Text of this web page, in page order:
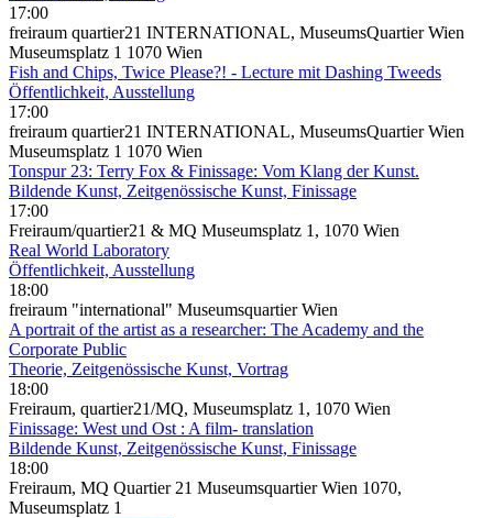
17:00
freiraum quartier21 INTERNATIONAL, MuseumsQuartier Wien
Museumsplatz 1 1070 Wien
Fish and Chips, Twice Please?! - Lecture mit Dashing Tweeds
Öffentlichkeit, Ausstellung
17:00
freiraum quartier21 INTERNATIONAL, MuseumsQuartier Wien
Museumsplatz 1 1070 Wien
Tonspur 23: Terry Fox & Finissage: Vom Klang der Kunst.
Bildende Kunst, Zeitgenössische Kunst, Finissage
17:00
Freiraum/quartier21 & MQ Museumsplatz 1, 1070 Wien
Real World Laboratory
Öffentlichkeit, Ausstellung
18:00
freiraum "international" Museumsquartier Wien
A portrait of the artist as a researcher: The Academy and the
Corporate Public
Theorie, Zeitgenössische Kunst, Vortrag
18:00
Freiraum, quartier21/MQ, Museumsplatz 1, 1070 Wien
Finissage: West und Ost : A film- translation
Bildende Kunst, Zeitgenössische Kunst, Finissage
18:00
Freiraum, MQ Quartier 21 Museumsquartier Wien 1070,
Museumsplatz 1